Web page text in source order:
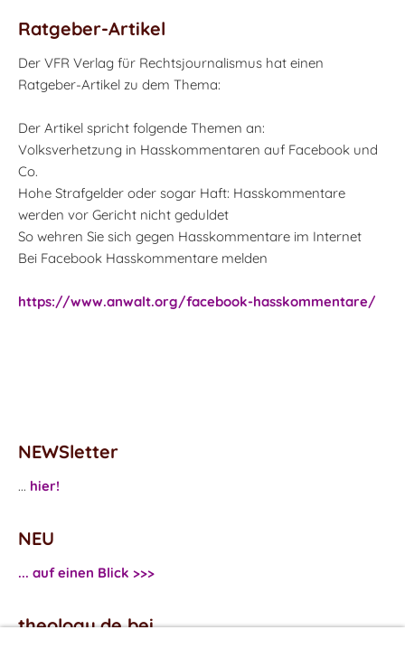
Ratgeber-Artikel
Der VFR Verlag für Rechtsjournalismus hat einen
Ratgeber-Artikel zu dem Thema:
Der Artikel spricht folgende Themen an:
Volksverhetzung in Hasskommentaren auf Facebook und
Co.
Hohe Strafgelder oder sogar Haft: Hasskommentare
werden vor Gericht nicht geduldet
So wehren Sie sich gegen Hasskommentare im Internet
Bei Facebook Hasskommentare melden
https://www.anwalt.org/facebook-hasskommentare/
NEWSletter
... hier!
NEU
... auf einen Blick >>>
theology.de bei